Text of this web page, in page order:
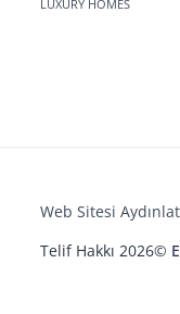
LUXURY HOMES
Web Sitesi
Telif Hakkı 2026©